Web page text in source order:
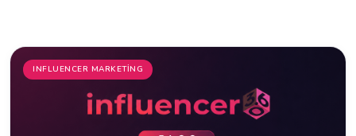
INFLUENCER MARKETING